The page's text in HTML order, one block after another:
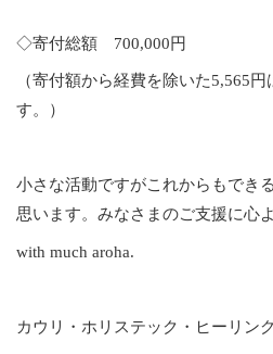
◇寄付総額 700,000円
（寄付額から経費を除いた5,565
す。）
小さな活動ですがこれからもでき
思います。みなさまのご支援に心
with much aroha.
カウリ・ホリステック・ヒーリン